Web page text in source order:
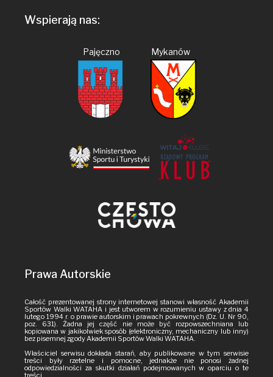
Wspierają nas:
Pajęczno Mykanów
Prawa Autorskie
Całość prezentowanej strony internetowej stanowi własność Akademii
Sportów Walki WATAHA i jest utworem w rozumieniu ustawy z dnia 4
lutego 1994 r. o prawie autorskim i prawach pokrewnych (Dz. U. Nr 90,
poz. 631). Żadna jej część nie może być rozpowszechniana lub
kopiowana w jakikolwiek sposób (elektroniczny, mechaniczny lub inny)
bez pisemnej zgody Akademii Sportów Walki WATAHA.
Właściciel serwisu dokłada starań, aby publikowane w tym serwisie
treści były rzetelne i pomocne, jednakże nie ponosi żadnej
odpowiedzialności za skutki działań podejmowanych w oparciu o te